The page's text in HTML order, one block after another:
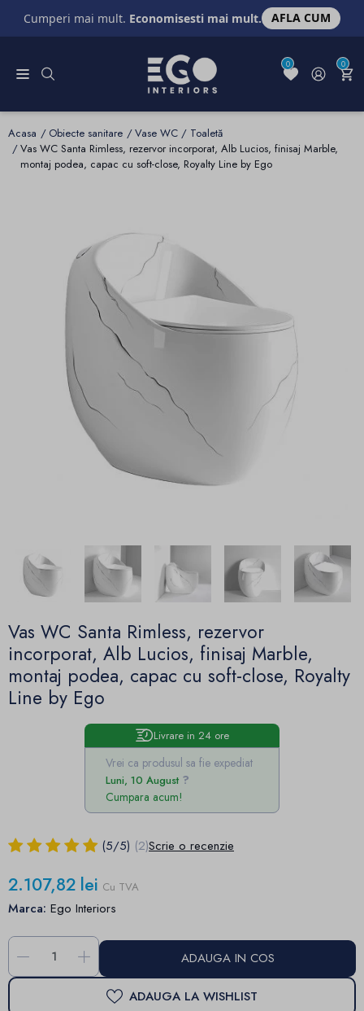
Cumperi mai mult. Economisesti mai mult. AFLA CUM
0 0
Acasa Obiecte sanitare
Vase WC / Toaletă
Vas WC Santa Rimless, rezervor incorporat, Alb Lucios, finisaj Marble,
montaj podea, capac cu soft-close, Royalty Line by Ego
Vas WC Santa Rimless, rezervor
incorporat, Alb Lucios, finisaj Marble,
montaj podea, capac cu soft-close, Royalty
Line by Ego
Livrare in 24 ore
Vrei ca produsul sa fie expediat
Luni, 10 August
Cumpara acum!
(5/5) (2)Scrie o recenzie
2.107,82 lei Cu TVA
Marca: Ego Interiors
- + ADAUGA IN COS
ADAUGA LA WISHLIST